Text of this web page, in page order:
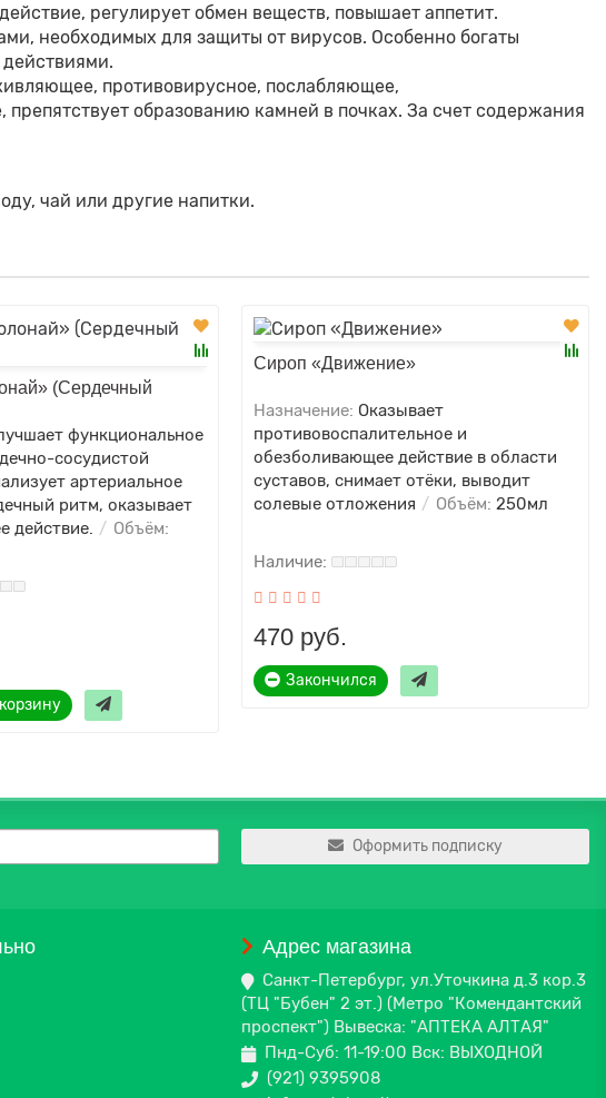
регулирует обмен веществ, повышает аппетит.
необходимых для защиты от вирусов. Особенно богаты
противовирусное, послабляющее,
образованию камней в почках. За счет содержания
чай или другие напитки.
(Сердечный
функциональное
сосудистой
артериальное
ритм, оказывает
действие.
Объём:
Сироп «Движение»
Назначение: Оказывает
противовоспалительное и
обезболивающее действие в области
суставов, снимает отёки, выводит
солевые отложения
Объём: 250мл
470 руб.
Закончился
Оформить подписку
Адрес магазина
Санкт-Петербург, ул.Уточкина д.3 кор.3
(ТЦ "Бубен" 2 эт.) (Метро "Комендантский
проспект") Вывеска: "АПТЕКА АЛТАЯ"
Пнд-Суб: 11-19:00 Вск: ВЫХОДНОЙ
(921) 9395908